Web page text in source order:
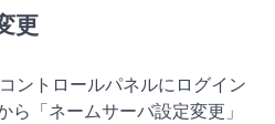
更
ントロールパネルにログイン
ら「ネームサーバ設定変更」